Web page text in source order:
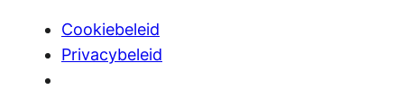
Cookiebeleid
Privacybeleid